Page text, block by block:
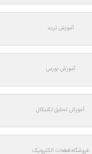
آموزش ترید
آموزش بورس
آموزش تحلیل تکنیکال
فروشگاه قطعات الکترونیک